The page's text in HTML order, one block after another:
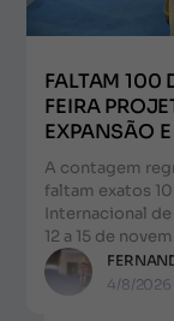
FALTAM 100
FEIRA
EXPANSÃO
A contagem
faltam exatos
Internacional
12 a 15 de
4/8/2026